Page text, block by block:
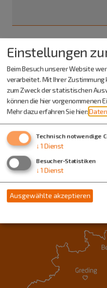
Ich habe die
Absenden
Eine Kopie dieser E-Mail wird
Einstellungen
Beim Besuch unserer Website
verarbeitet. Mit Ihrer Zustimmung
zum Zweck der statistischen
können die hier vorgenommenen
Mehr dazu erfahren Sie hier:
Technisch notwendige
↓ 1 Dienst
Besucher-Statistiken
↓ 1 Dienst
Ausgewählte akzeptieren